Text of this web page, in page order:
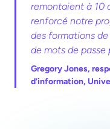
remontaient à 10
renforcé notre
des formations
de mots de passe
Gregory Jones,
d’information,